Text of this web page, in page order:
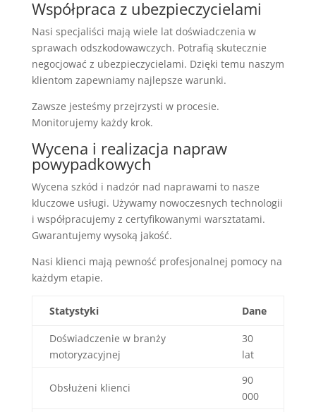
Współpraca z ubezpieczycielami
Nasi specjaliści mają wiele lat doświadczenia w
sprawach odszkodowawczych. Potrafią skutecznie
negocjować z ubezpieczycielami. Dzięki temu naszym
klientom zapewniamy najlepsze warunki.
Zawsze jesteśmy przejrzysti w procesie.
Monitorujemy każdy krok.
Wycena i realizacja napraw
powypadkowych
Wycena szkód i nadzór nad naprawami to nasze
kluczowe usługi. Używamy nowoczesnych technologii
i współpracujemy z certyfikowanymi warsztatami.
Gwarantujemy wysoką jakość.
Nasi klienci mają pewność profesjonalnej pomocy na
każdym etapie.
Statystyki Dane
Doświadczenie w branży
motoryzacyjnej
30
lat
Obsłużeni klienci
90
000